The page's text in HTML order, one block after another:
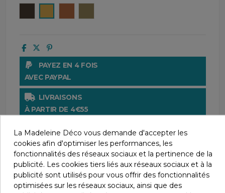
PAYEZ EN 4 FOIS
AVEC PAYPAL
LIVRAISONS
À PARTIR DE 4€55
UNE QUESTION ?
CONTACTEZ-NOUS AU 04 66 61 63 44
PAIEMENT SÉCURISÉ
AVEC LE CRÉDIT AGRICOLE
La Madeleine Déco vous demande d'accepter les
cookies afin d'optimiser les performances, les
fonctionnalités des réseaux sociaux et la pertinence de la
publicité. Les cookies tiers liés aux réseaux sociaux et à la
publicité sont utilisés pour vous offrir des fonctionnalités
optimisées sur les réseaux sociaux, ainsi que des